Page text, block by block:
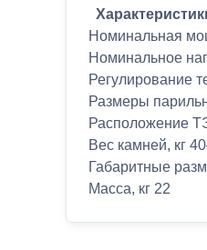
Номинальная
Номинальное
Регулирование
Размеры
Расположение
Вес камней, кг
Габаритные
Масса, кг 22